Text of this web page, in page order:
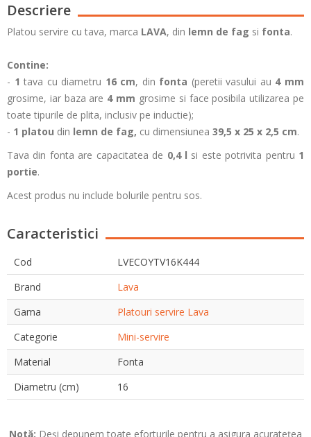
Descriere
Platou servire cu tava, marca LAVA, din lemn de fag si fonta.
Contine:
- 1 tava cu diametru 16 cm, din fonta (peretii vasului au 4 mm
grosime, iar baza are 4 mm grosime si face posibila utilizarea pe
toate tipurile de plita, inclusiv pe inductie);
- 1 platou din lemn de fag, cu dimensiunea 39,5 x 25 x 2,5 cm.
Tava din fonta are capacitatea de 0,4 l si este potrivita pentru 1
portie.
Acest produs nu include bolurile pentru sos.
Caracteristici
Cod
LVECOYTV16K444
Brand
Lava
Gama
Platouri servire Lava
Categorie
Mini-servire
Material
Fonta
Diametru (cm)
16
Notă: Deși depunem toate eforturile pentru a asigura acuratețea